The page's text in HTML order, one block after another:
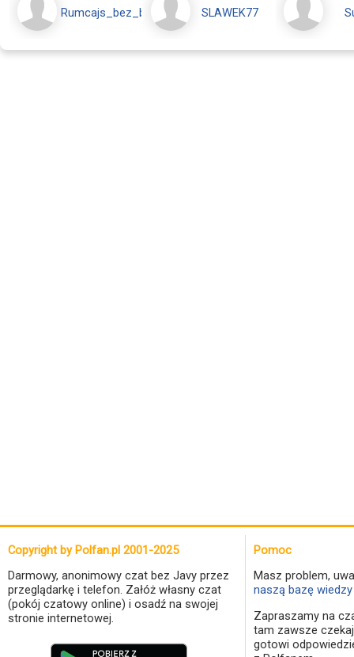
Rumcajs_bez_brody SLAWEK77
Copyright by Polfan.pl 2001-2025
Darmowy, anonimowy czat bez Javy przez
przeglądarkę i telefon. Załóż własny czat
(pokój czatowy online) i osadź na swojej
stronie internetowej.
Pomoc
Masz problem,
naszą bazę
Zapraszamy na
tam zawsze
gotowi